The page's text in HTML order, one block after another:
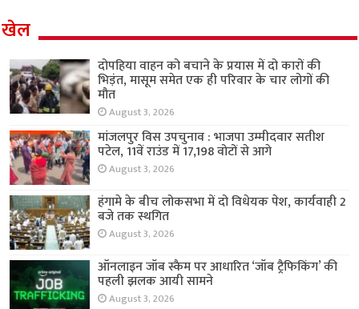
खेल
दोपहिया वाहन को बचाने के प्रयास में दो कारों की
भिड़ंत, मासूम समेत एक ही परिवार के चार लोगों की
मौत
August 3, 2026
मांजलपुर विस उपचुनाव : भाजपा उम्मीदवार सतीश
पटेल, 11वें राउंड में 17,198 वोटों से आगे
August 3, 2026
हंगामे के बीच लोकसभा में दो विधेयक पेश, कार्यवाही 2
बजे तक स्थगित
August 3, 2026
ऑनलाइन जॉब स्कैम पर आधारित ‘जॉब ट्रैफिकिंग’ की
पहली झलक आयी सामने
August 3, 2026